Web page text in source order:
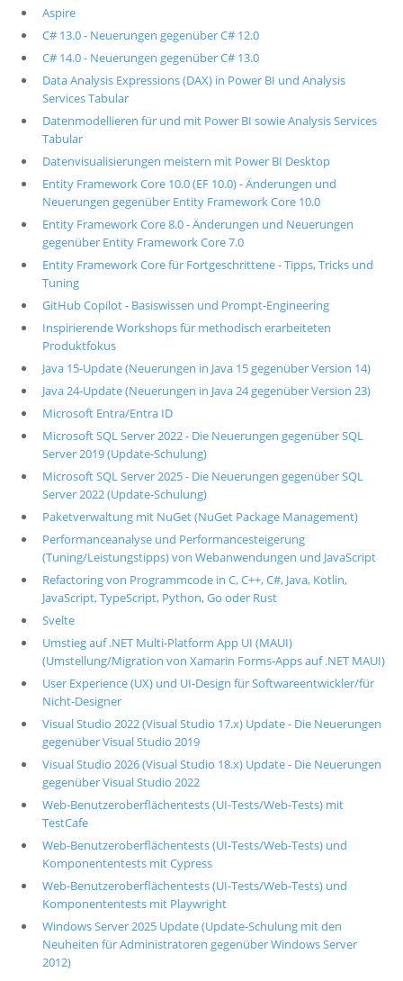
Aspire
C# 13.0 - Neuerungen gegenüber C# 12.0
C# 14.0 - Neuerungen gegenüber C# 13.0
Data Analysis Expressions (DAX) in Power BI und Analysis
Services Tabular
Datenmodellieren für und mit Power BI sowie Analysis Services
Tabular
Datenvisualisierungen meistern mit Power BI Desktop
Entity Framework Core 10.0 (EF 10.0) - Änderungen und
Neuerungen gegenüber Entity Framework Core 10.0
Entity Framework Core 8.0 - Änderungen und Neuerungen
gegenüber Entity Framework Core 7.0
Entity Framework Core für Fortgeschrittene - Tipps, Tricks und
Tuning
GitHub Copilot - Basiswissen und Prompt-Engineering
Inspirierende Workshops für methodisch erarbeiteten
Produktfokus
Java 15-Update (Neuerungen in Java 15 gegenüber Version 14)
Java 24-Update (Neuerungen in Java 24 gegenüber Version 23)
Microsoft Entra/Entra ID
Microsoft SQL Server 2022 - Die Neuerungen gegenüber SQL
Server 2019 (Update-Schulung)
Microsoft SQL Server 2025 - Die Neuerungen gegenüber SQL
Server 2022 (Update-Schulung)
Paketverwaltung mit NuGet (NuGet Package Management)
Performanceanalyse und Performancesteigerung
(Tuning/Leistungstipps) von Webanwendungen und JavaScript
Refactoring von Programmcode in C, C++, C#, Java, Kotlin,
JavaScript, TypeScript, Python, Go oder Rust
Svelte
Umstieg auf .NET Multi-Platform App UI (MAUI)
(Umstellung/Migration von Xamarin Forms-Apps auf .NET MAUI)
User Experience (UX) und UI-Design für Softwareentwickler/für
Nicht-Designer
Visual Studio 2022 (Visual Studio 17.x) Update - Die Neuerungen
gegenüber Visual Studio 2019
Visual Studio 2026 (Visual Studio 18.x) Update - Die Neuerungen
gegenüber Visual Studio 2022
Web-Benutzeroberflächentests (UI-Tests/Web-Tests) mit
TestCafe
Web-Benutzeroberflächentests (UI-Tests/Web-Tests) und
Komponententests mit Cypress
Web-Benutzeroberflächentests (UI-Tests/Web-Tests) und
Komponententests mit Playwright
Windows Server 2025 Update (Update-Schulung mit den
Neuheiten für Administratoren gegenüber Windows Server
2012)